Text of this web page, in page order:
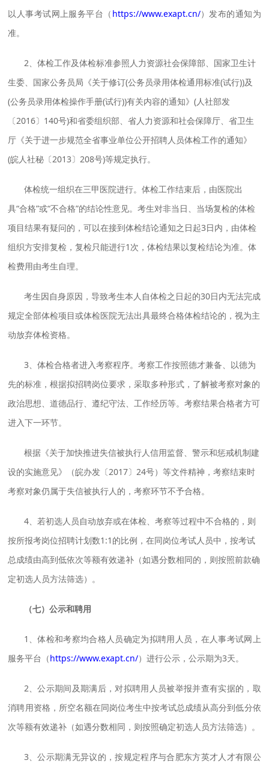
以人事考试网上服务平台（ https://www.exapt.cn/）发布的通知为
准。
2、体检工作及体检标准参照人力资源社会保障部、国家卫生计
生委、国家公务员局《关于修订(公务员录用体检通用标准(试行))及
(公务员录用体检操作手册(试行))有关内容的通知》(人社部发
〔2016〕140号)和省委组织部、省人力资源和社会保障厅、省卫生
厅《关于进一步规范全省事业单位公开招聘人员体检工作的通知》
(皖人社秘〔2013〕208号)等规定执行。
体检统一组织在三甲医院进行。体检工作结束后，由医院出
具“合格”或“不合格”的结论性意见。考生对非当日、当场复检的体检
项目结果有疑问的，可以在接到体检结论通知之日起3日内，由体检
组织方安排复检，复检只能进行1次，体检结果以复检结论为准。体
检费用由考生自理。
考生因自身原因，导致考生本人自体检之日起的30日内无法完成
规定全部体检项目或体检医院无法出具最终合格体检结论的，视为主
动放弃体检资格。
3、体检合格者进入考察程序。考察工作按照德才兼备、以德为
先的标准，根据拟招聘岗位要求，采取多种形式，了解被考察对象的
政治思想、道德品行、遵纪守法、工作经历等。考察结果合格者方可
进入下一环节。
根据《关于加快推进失信被执行人信用监督、警示和惩戒机制建
设的实施意见》（皖办发〔2017〕24号）等文件精神，考察结束时
考察对象仍属于失信被执行人的，考察环节不予合格。
4、若初选人员自动放弃或在体检、考察等过程中不合格的，则
按所报考岗位招聘计划数1:1的比例，在同岗位考试人员中，按考试
总成绩由高到低依次等额有效递补（如遇分数相同的，则按照前款确
定初选人员方法筛选）。
（七）公示和聘用
1、体检和考察均合格人员确定为拟聘用人员，在人事考试网上
服务平台（https://www.exapt.cn/）进行公示，公示期为3天。
2、公示期间及期满后，对拟聘用人员被举报并查有实据的，取
消聘用资格，所空名额在同岗位考生中按考试总成绩从高分到低分依
次等额有效递补（如遇分数相同，则按照确定初选人员方法筛选）。
3、公示期满无异议的，按规定程序与合肥东方英才人才有限公